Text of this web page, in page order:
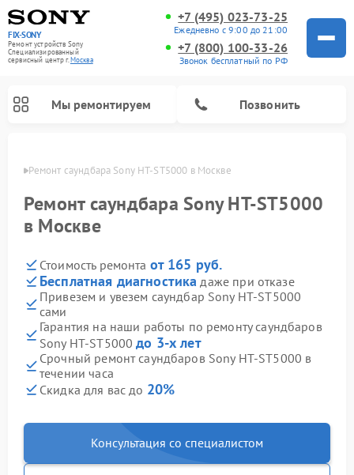
FIX-SONY
Ремонт устройств Sony
Специализированный
cервисный центр г.Москва
+7 (495) 023-73-25
Ежедневно с 9:00 до 21:00
+7 (800) 100-33-26
Звонок бесплатный по РФ
Мы ремонтируем Позвонить
Ремонт саундбара Sony HT-ST5000 в Москве
Ремонт саундбара Sony HT-ST5000
в Москве
Стоимость ремонта от 165 руб.
Бесплатная диагностика даже при отказе
Привезем и увезем саундбар Sony HT-ST5000
сами
Гарантия на наши работы по ремонту саундбаров
Sony HT-ST5000до 3-х лет
Срочный ремонт саундбаров Sony HT-ST5000 в
течении часа
Скидка для вас до 20%
Консультация со специалистом